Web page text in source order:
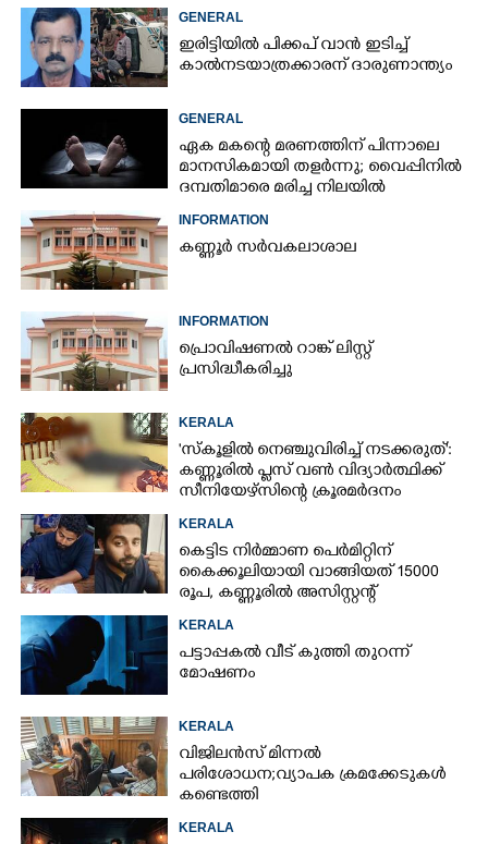
GENERAL
ഇരിട്ടിയിൽ പിക്കപ് വാൻ ഇടിച്ച്
കാൽനടയാത്രക്കാരന് ദാരുണാന്ത്യം
GENERAL
ഏക മകന്റെ മരണത്തിന് പിന്നാലെ
മാനസികമായി തളർന്നു; വൈപ്പിനിൽ
ദമ്പതിമാരെ മരിച്ച നിലയിൽ
INFORMATION
കണ്ണൂർ സർവകലാശാല
INFORMATION
പ്രൊവിഷണൽ റാങ്ക് ലിസ്റ്റ്
പ്രസിദ്ധീകരിച്ചു
KERALA
'സ്കൂളിൽ നെഞ്ചുവിരിച്ച് നടക്കരുത്':
കണ്ണൂരിൽ പ്ലസ് വൺ വിദ്യാർത്ഥിക്ക്
സീനിയേഴ്സിന്റെ ക്രൂരമർദനം
KERALA
കെട്ടിട നിർമ്മാണ പെർമിറ്റിന്
കൈക്കൂലിയായി വാങ്ങിയത് 15000
രൂപ,​ കണ്ണൂരിൽ അസിസ്റ്റന്റ്
KERALA
പട്ടാപ്പകൽ വീട് കുത്തി തുറന്ന്
മോഷണം
KERALA
വിജിലൻസ് മിന്നൽ
പരിശോധന; വ്യാപക ക്രമക്കേടുകൾ
കണ്ടെത്തി
KERALA